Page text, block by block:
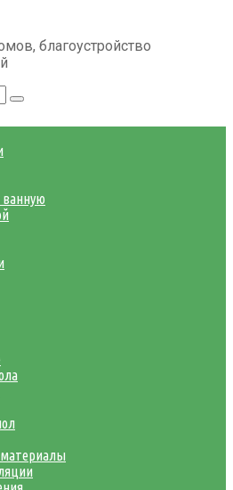
благоустройство
ванную